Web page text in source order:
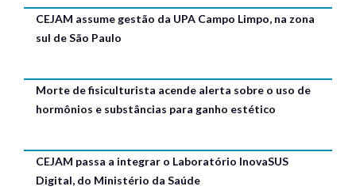
CEJAM assume gestão da UPA Campo Limpo, na zona
sul de São Paulo
Morte de fisiculturista acende alerta sobre o uso de
hormônios e substâncias para ganho estético
CEJAM passa a integrar o Laboratório InovaSUS
Digital, do Ministério da Saúde